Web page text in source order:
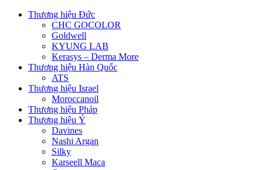
Thương hiệu Đức
CHC GOCOLOR
Goldwell
KYUNG LAB
Kerasys – Derma More
Thương hiệu Hàn Quốc
ATS
Thương hiệu Israel
Moroccanoil
Thương hiệu Pháp
Thương hiệu Ý
Davines
Nashi Argan
Silky
Karseell Maca